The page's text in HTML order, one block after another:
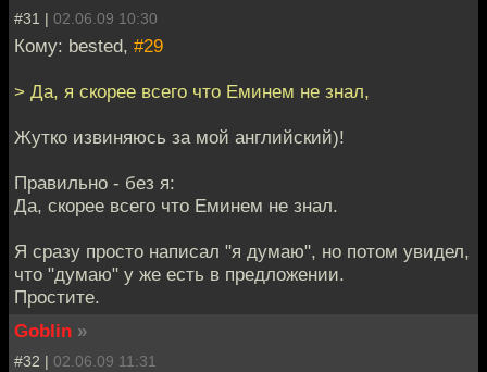
#31 | 02.06.09 10:30
Кому: bested, #29
> Да, я скорее всего что Еминем не знал,
Жутко извиняюсь за мой английский)!
Правильно - без я:
Да, скорее всего что Еминем не знал.
Я сразу просто написал "я думаю", но потом увидел,
что "думаю" у же есть в предложении.
Простите.
Goblin »
#32 | 02.06.09 11:31